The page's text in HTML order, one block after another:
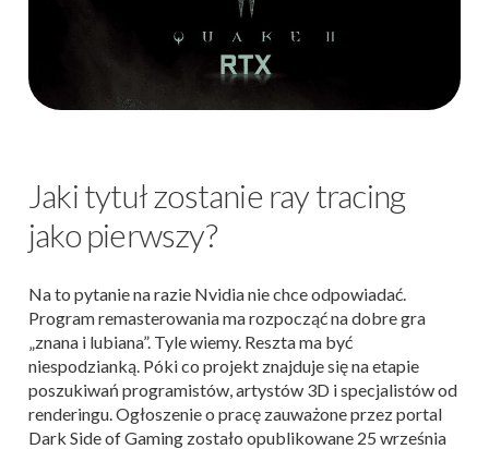
Jaki tytuł zostanie ray tracing
jako pierwszy?
Na to pytanie na razie Nvidia nie chce odpowiadać.
Program remasterowania ma rozpocząć na dobre gra
„znana i lubiana”. Tyle wiemy. Reszta ma być
niespodzianką. Póki co projekt znajduje się na etapie
poszukiwań programistów, artystów 3D i specjalistów od
renderingu. Ogłoszenie o pracę zauważone przez portal
Dark Side of Gaming zostało opublikowane 25 września